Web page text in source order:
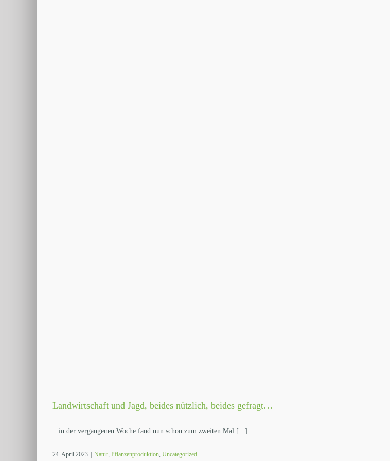
Landwirtschaft und Jagd, beides nützlich, beides gefragt…
...in der vergangenen Woche fand nun schon zum zweiten Mal [...]
24. April 2023 Natur, Pflanzenproduktion, Uncategorized